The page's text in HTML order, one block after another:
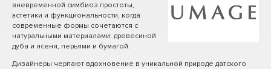
вневременной симбиоз простоты,
эстетики и функциональности, когда
современные формы сочетаются с
натуральными материалами: древесиной
дуба и ясеня, перьями и бумагой.
Дизайнеры черпают вдохновение в уникальной природе датского